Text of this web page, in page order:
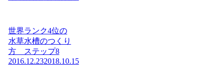
世界ランク4位の
水草水槽のつくり
方 ステップ8
2016.12.232018.10.15